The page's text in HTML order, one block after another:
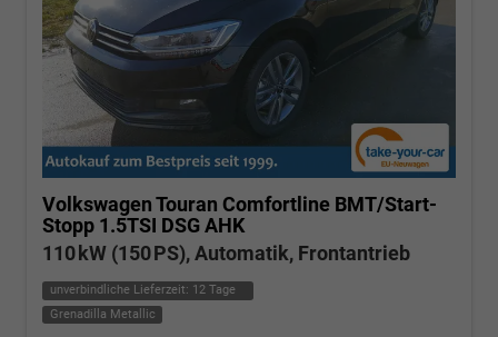
Volkswagen Touran Comfortline BMT/Start-
Stopp 1.5TSI DSG AHK
110 kW (150 PS), Automatik, Frontantrieb
unverbindliche Lieferzeit: 12 Tage
Grenadilla Metallic